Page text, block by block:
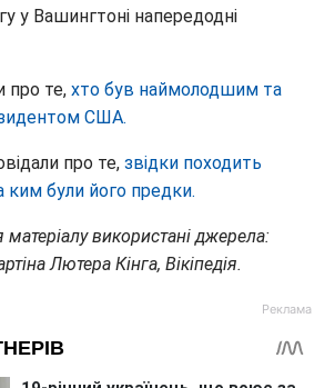
у Вашингтоні напередодні
про те, хто був наймолодшим та
США.
про те, звідки походить
ким були його предки.
матеріалу використані джерела:
Лютера Кінга, Вікіпедія.